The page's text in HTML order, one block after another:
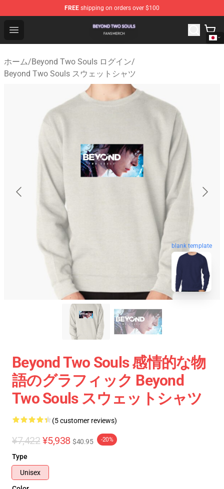
FREE shipping on orders over $100
Open menu
Beyond Two Souls Shop - Official Beyond Two Souls
ホーム/Beyond Two Souls ログイン/
Beyond Two Souls スウェットシャツ
blank template
Beyond Two Souls 感情的な物
語のグラフィック Beyond
Two Souls スウェットシャツ
(5 customer reviews)
¥7,422 ¥5,938 $40.95 -20%
Type
Unisex